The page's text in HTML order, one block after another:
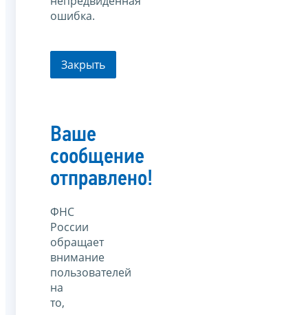
ошибка.
Закрыть
Ваше
сообщение
отправлено!
ФНС
России
обращает
внимание
пользователей
на
то,